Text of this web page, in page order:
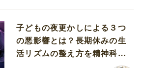
子どもの夜更かしによる３つ
の悪影響とは？長期休みの生
活リズムの整え方を精神科医